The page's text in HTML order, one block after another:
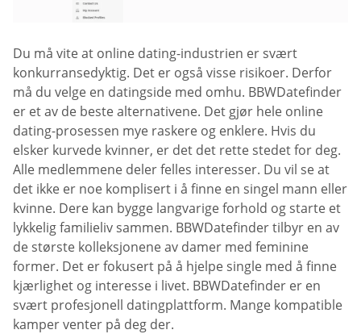
Du må vite at online dating-industrien er svært
konkurransedyktig. Det er også visse risikoer. Derfor
må du velge en datingside med omhu. BBWDatefinder
er et av de beste alternativene. Det gjør hele online
dating-prosessen mye raskere og enklere. Hvis du
elsker kurvede kvinner, er det det rette stedet for deg.
Alle medlemmene deler felles interesser. Du vil se at
det ikke er noe komplisert i å finne en singel mann eller
kvinne. Dere kan bygge langvarige forhold og starte et
lykkelig familieliv sammen. BBWDatefinder tilbyr en av
de største kolleksjonene av damer med feminine
former. Det er fokusert på å hjelpe single med å finne
kjærlighet og interesse i livet. BBWDatefinder er en
svært profesjonell datingplattform. Mange kompatible
kamper venter på deg der.